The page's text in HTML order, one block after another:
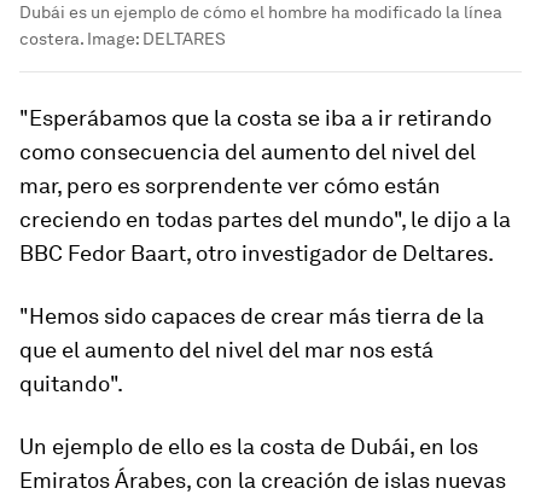
Dubái es un ejemplo de cómo el hombre ha modificado la línea
costera. Image: DELTARES
"Esperábamos que la costa se iba a ir retirando
como consecuencia del aumento del nivel del
mar, pero es sorprendente ver cómo están
creciendo en todas partes del mundo", le dijo a la
BBC Fedor Baart, otro investigador de Deltares.
"Hemos sido capaces de crear más tierra de la
que el aumento del nivel del mar nos está
quitando".
Un ejemplo de ello es la costa de Dubái, en los
Emiratos Árabes, con la creación de islas nuevas